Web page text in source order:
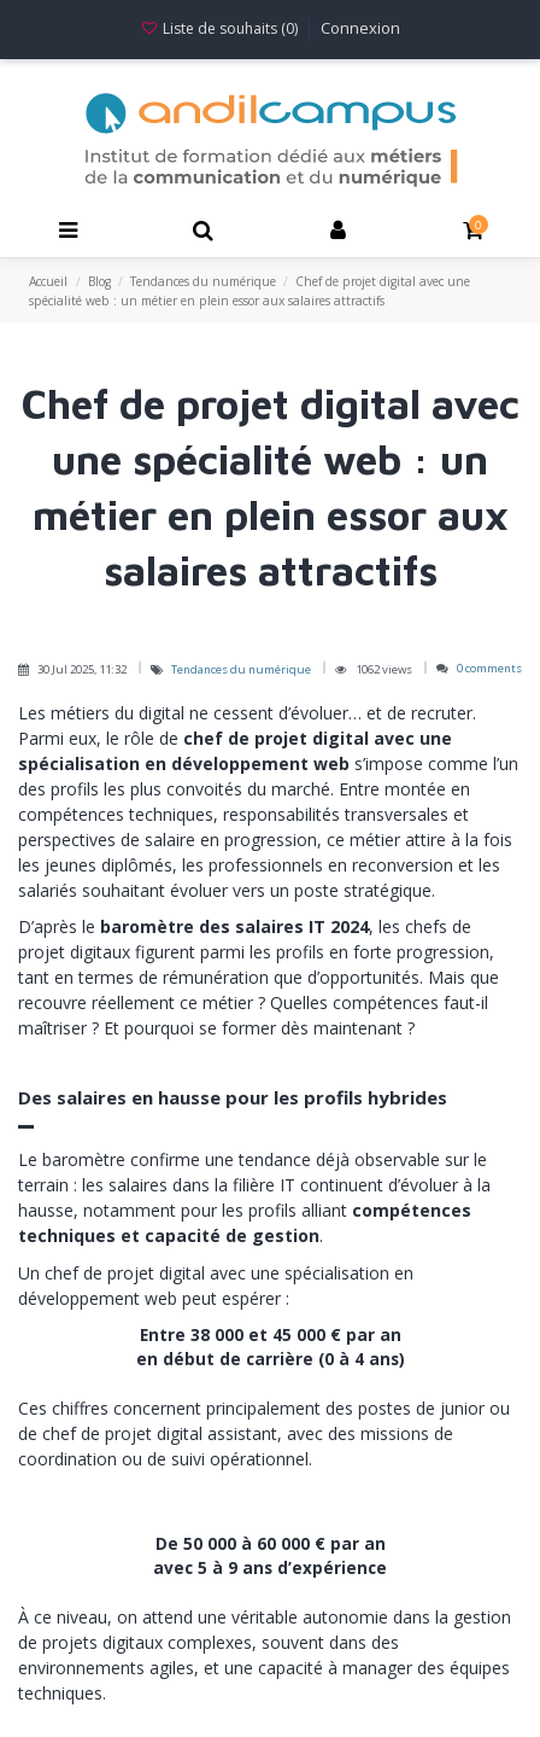
Liste de souhaits (0) Connexion
0
Accueil Blog Tendances du numérique
Chef de projet digital avec une
spécialité web : un métier en plein essor aux salaires attractifs
Chef de projet digital avec
une spécialité web : un
métier en plein essor aux
salaires attractifs
30 Jul 2025, 11:32 Tendances du numérique 1062 views 0 comments
Les métiers du digital ne cessent d’évoluer… et de recruter.
Parmi eux, le rôle de chef de projet digital avec une
spécialisation en développement web s’impose comme l’un
des profils les plus convoités du marché. Entre montée en
compétences techniques, responsabilités transversales et
perspectives de salaire en progression, ce métier attire à la fois
les jeunes diplômés, les professionnels en reconversion et les
salariés souhaitant évoluer vers un poste stratégique.
D’après le baromètre des salaires IT 2024, les chefs de
projet digitaux figurent parmi les profils en forte progression,
tant en termes de rémunération que d’opportunités. Mais que
recouvre réellement ce métier ? Quelles compétences faut-il
maîtriser ? Et pourquoi se former dès maintenant ?
Des salaires en hausse pour les profils hybrides
Le baromètre confirme une tendance déjà observable sur le
terrain : les salaires dans la filière IT continuent d’évoluer à la
hausse, notamment pour les profils alliant compétences
techniques et capacité de gestion.
Un chef de projet digital avec une spécialisation en
développement web peut espérer :
Entre 38 000 et 45 000 € par an
en début de carrière (0 à 4 ans)
Ces chiffres concernent principalement des postes de junior ou
de chef de projet digital assistant, avec des missions de
coordination ou de suivi opérationnel.
De 50 000 à 60 000 € par an
avec 5 à 9 ans d’expérience
À ce niveau, on attend une véritable autonomie dans la gestion
de projets digitaux complexes, souvent dans des
environnements agiles, et une capacité à manager des équipes
techniques.